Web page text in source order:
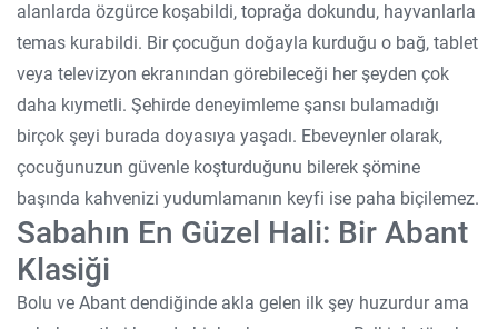
alanlarda özgürce koşabildi, toprağa dokundu, hayvanlarla
temas kurabildi. Bir çocuğun doğayla kurduğu o bağ, tablet
veya televizyon ekranından görebileceği her şeyden çok
daha kıymetli. Şehirde deneyimleme şansı bulamadığı
birçok şeyi burada doyasıya yaşadı. Ebeveynler olarak,
çocuğunuzun güvenle koşturduğunu bilerek şömine
başında kahvenizi yudumlamanın keyfi ise paha biçilemez.
Sabahın En Güzel Hali: Bir Abant
Klasiği
Bolu ve Abant dendiğinde akla gelen ilk şey huzurdur ama